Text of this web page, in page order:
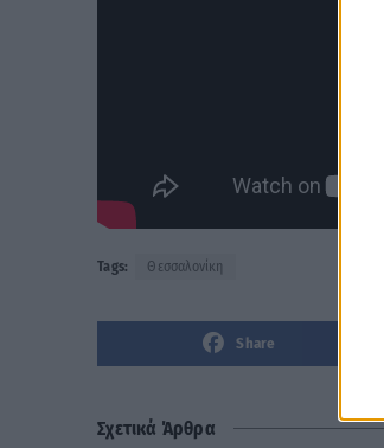
Tags: Θεσσαλονίκη
Share
Σχετικά Άρθρα